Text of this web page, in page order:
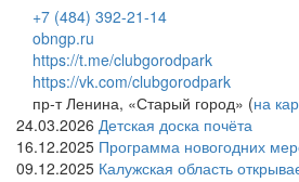
+7 (484) 392-21-14
obngp.ru
https://t.me/clubgorodpark
https://vk.com/clubgorodpark
пр-т Ленина, «Старый город» (на
24.03.2026 Детская доска почёта
16.12.2025 Программа новогодних
09.12.2025 Калужская область